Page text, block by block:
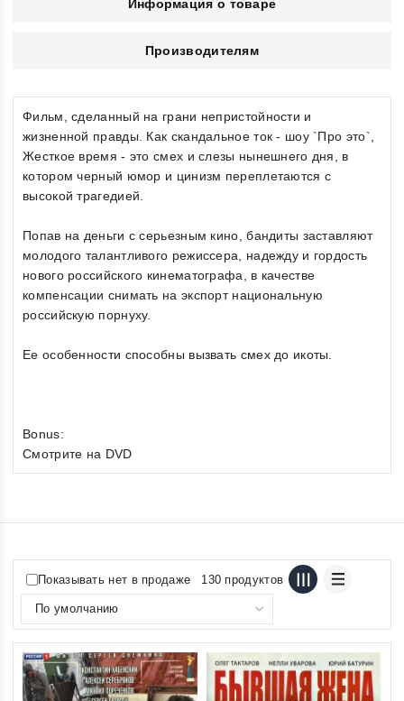
Информация о товаре
Производителям
Фильм, сделанный на грани непристойности и
жизненной правды. Как скандальное ток - шоу `Про это`,
Жесткое время - это смех и слезы нынешнего дня, в
котором черный юмор и цинизм переплетаются с
высокой трагедией.
Попав на деньги с серьезным кино, бандиты заставляют
молодого талантливого режиссера, надежду и гордость
нового российского кинематографа, в качестве
компенсации снимать на экспорт национальную
российскую порнуху.
Ее особенности способны вызвать смех до икоты.
Bonus:
Смотрите на DVD
Показывать нет в продаже 130 продуктов